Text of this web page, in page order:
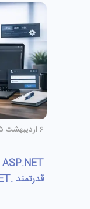
۶ اردیبهشت ۱۴۰۵
قدرتمند .NET برای توسعه وب